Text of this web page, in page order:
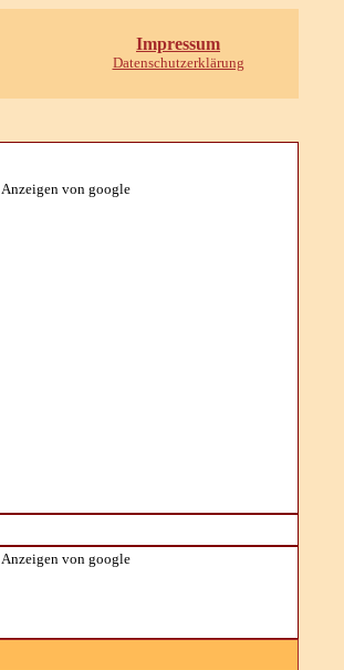
Impressum
Datenschutzerklärung
Anzeigen von google
Anzeigen von google